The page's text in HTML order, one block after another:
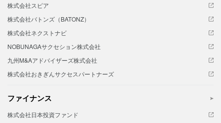
株式会社スピア
株式会社バトンズ（BATONZ）
株式会社ネクストナビ
NOBUNAGAサクセション株式会社
九州M&Aアドバイザーズ株式会社
株式会社おきぎんサクセスパートナーズ
ファイナンス
株式会社日本投資ファンド